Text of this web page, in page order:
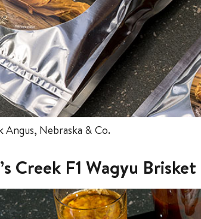
Angus, Nebraska & Co.
Creek F1 Wagyu